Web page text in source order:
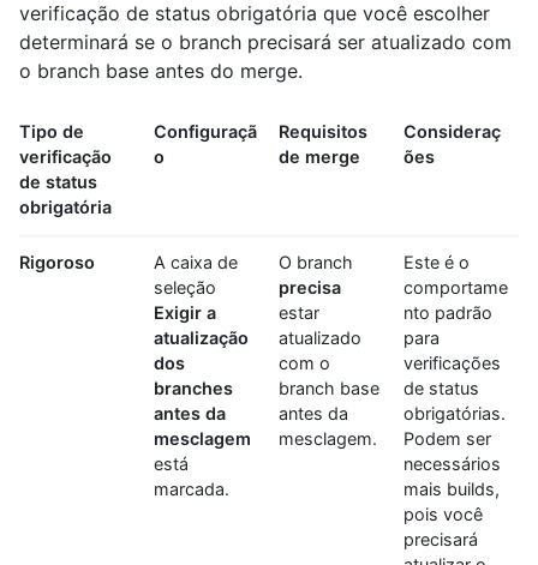
verificação de status obrigatória que você escolher
determinará se o branch precisará ser atualizado com
o branch base antes do merge.
Tipo de
verificação
de status
obrigatória
Configuraçã
o
Requisitos
de merge
Consideraç
ões
Rigoroso
A caixa de
seleção
Exigir a
atualização
dos
branches
antes da
mesclagem
está
marcada.
O branch
precisa
estar
atualizado
com o
branch base
antes da
mesclagem.
Este é o
comportame
nto padrão
para
verificações
de status
obrigatórias.
Podem ser
necessários
mais builds,
pois você
precisará